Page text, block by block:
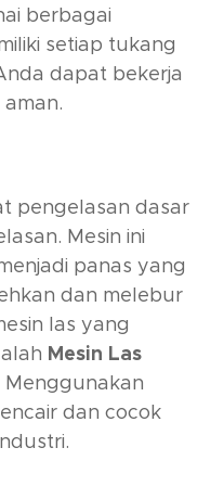
berbagai
setiap tukang
dapat bekerja
pengelasan dasar
Mesin ini
panas yang
dan melebur
las yang
Mesin Las
dan cocok